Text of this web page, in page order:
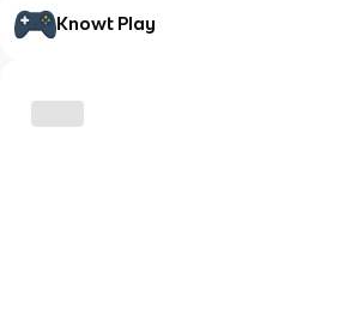
Knowt Play